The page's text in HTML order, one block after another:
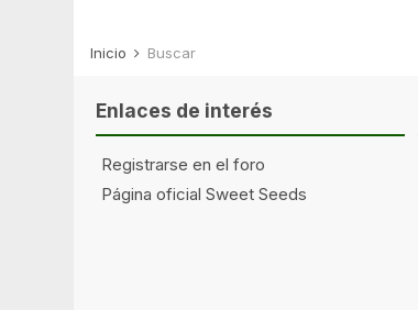
Inicio Buscar
Enlaces de interés
Registrarse en el foro
Página oficial Sweet Seeds